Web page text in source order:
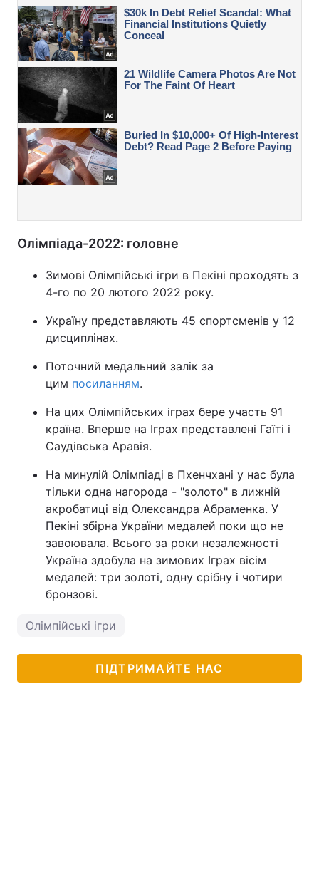
Олімпіада-2022: головне
Зимові Олімпійські ігри в Пекіні проходять з
4-го по 20 лютого 2022 року.
Україну представляють 45 спортсменів у 12
дисциплінах.
Поточний медальний залік за
цим посиланням.
На цих Олімпійських іграх бере участь 91
країна. Вперше на Іграх представлені Гаїті і
Саудівська Аравія.
На минулій Олімпіаді в Пхенчхані у нас була
тільки одна нагорода - "золото" в лижній
акробатиці від Олександра Абраменка. У
Пекіні збірна України медалей поки що не
завоювала. Всього за роки незалежності
Україна здобула на зимових Іграх вісім
медалей: три золоті, одну срібну і чотири
бронзові.
Олімпійські ігри
ПІДТРИМАЙТЕ НАС